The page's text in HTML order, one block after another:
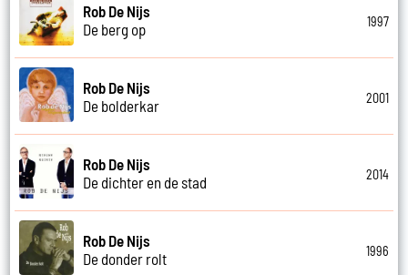
Rob De Nijs
De berg op
1997
Rob De Nijs
De bolderkar
2001
Rob De Nijs
De dichter en de stad
2014
Rob De Nijs
De donder rolt
1996